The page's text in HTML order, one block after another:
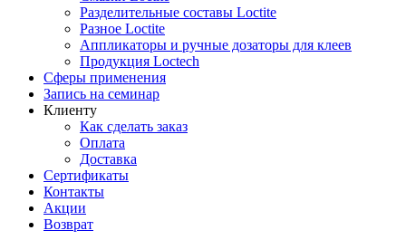
Разделительные составы Loctite
Разное Loctite
Аппликаторы и ручные дозаторы для клеев
Продукция Loctech
Сферы применения
Запись на семинар
Клиенту
Как сделать заказ
Оплата
Доставка
Сертификаты
Контакты
Акции
Возврат